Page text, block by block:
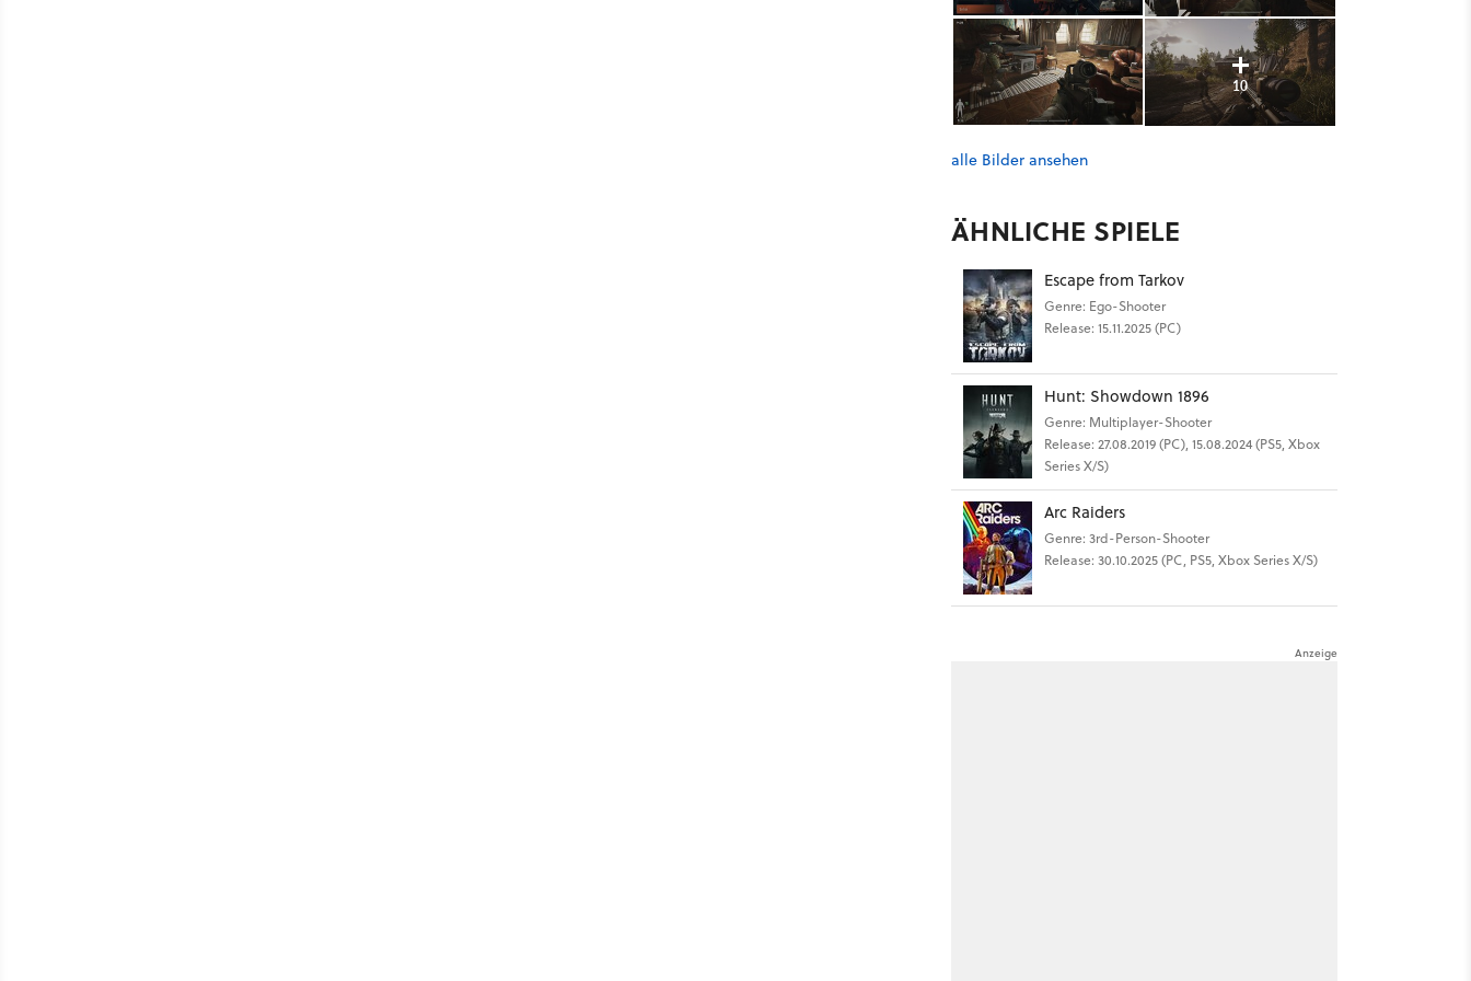
10
alle Bilder ansehen
ÄHNLICHE SPIELE
Escape from Tarkov
Genre: Ego-Shooter
Release: 15.11.2025 (PC)
Hunt: Showdown 1896
Genre: Multiplayer-Shooter
Release: 27.08.2019 (PC), 15.08.2024 (PS5, Xbox
Series X/S)
Arc Raiders
Genre: 3rd-Person-Shooter
Release: 30.10.2025 (PC, PS5, Xbox Series X/S)